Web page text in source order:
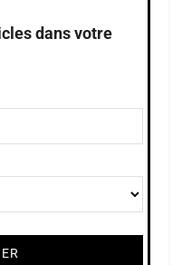
dans votre